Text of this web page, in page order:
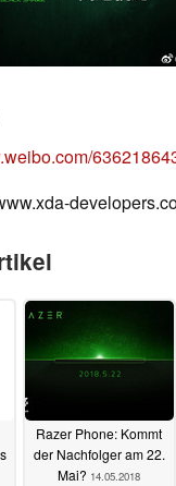
Razer Phone: Kommt
der Nachfolger am 22.
Mai? 14.05.2018